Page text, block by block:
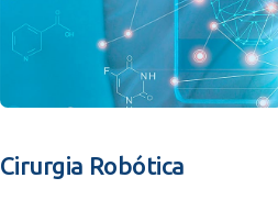
Cirurgia Robótica